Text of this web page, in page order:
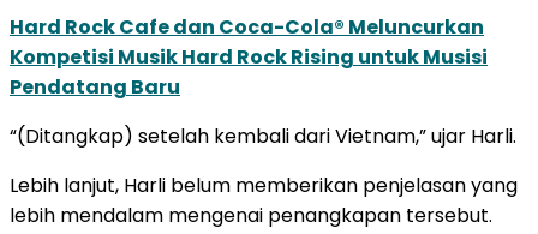
Hard Rock Cafe dan Coca-Cola® Meluncurkan
Kompetisi Musik Hard Rock Rising untuk Musisi
Pendatang Baru
“(Ditangkap) setelah kembali dari Vietnam,” ujar Harli.
Lebih lanjut, Harli belum memberikan penjelasan yang
lebih mendalam mengenai penangkapan tersebut.